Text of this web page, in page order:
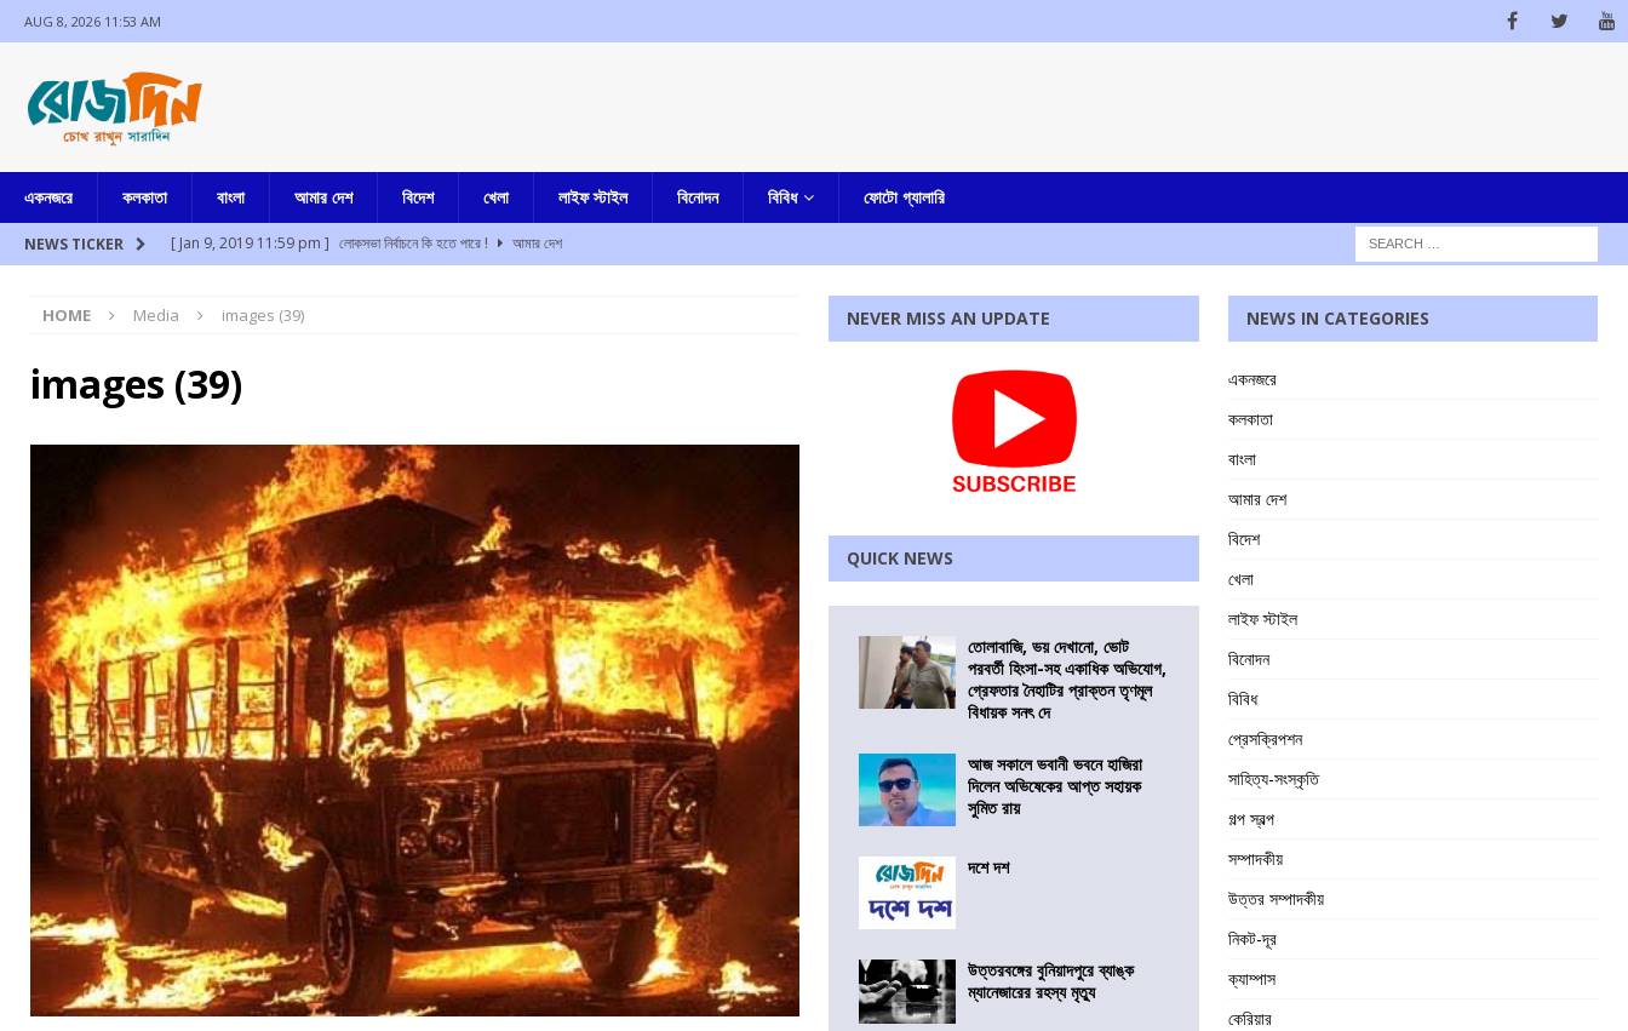
AUG 8, 2026 11:53 AM
একনজরে কলকাতা বাংলা আমার দেশ বিদেশ খেলা লাইফ স্টাইল বিনোদন বিবিধ ফোটো গ্যালারি
NEWS TICKER [ Jan 9, 2019 11:59 pm ] লোকসভা নির্বাচনে কি হতে পারে !
আমার দেশ
[ Aug 8, 2026 10:46 am ]
[ Aug 8, 2026 9:35 am ]
[ Aug 8, 2026 2:47 am ]
[ Aug 8, 2026 2:42 am ] মুম্বাইয়ে প্রশান্ত কিশোর সমীপে পাওয়ার পত্মী
এক নজরে
[ Jul 17, 2024 3:35 pm ] চুরির অপবাদে একই পরিবারের ৩ সদস্যকে মারধোর, উত্তেজনা ডোমজুর এলাকায়..
HOME Media images (39)
images (39)
NEVER MISS AN UPDATE
QUICK NEWS
তোলাবাজি, ভয় দেখানো, ভোট
পরবর্তী হিংসা-সহ একাধিক অভিযোগ,
গ্রেফতার নৈহাটির প্রাক্তন তৃণমূল
বিধায়ক সনৎ দে
আজ সকালে ভবানী ভবনে হাজিরা
দিলেন অভিষেকের আপ্ত সহায়ক
সুমিত রায়
দশে দশ
উত্তরবঙ্গের বুনিয়াদপুরে ব্যাঙ্ক
ম্যানেজারের রহস্য মৃত্যু
NEWS IN CATEGORIES
একনজরে
কলকাতা
বাংলা
আমার দেশ
বিদেশ
খেলা
লাইফ স্টাইল
বিনোদন
বিবিধ
প্রেসক্রিপশন
সাহিত্য-সংস্কৃতি
গল্প স্বল্প
সম্পাদকীয়
উত্তর সম্পাদকীয়
নিকট-দূর
ক্যাম্পাস
কেরিয়ার